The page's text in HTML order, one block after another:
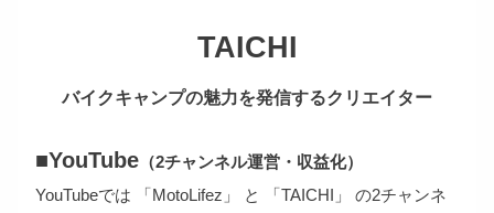
TAICHI
バイクキャンプの魅力を発信するクリエイター
■YouTube （2チャンネル運営・収益化）
YouTubeでは 「MotoLifez」 と 「TAICHI」 の2チャンネ